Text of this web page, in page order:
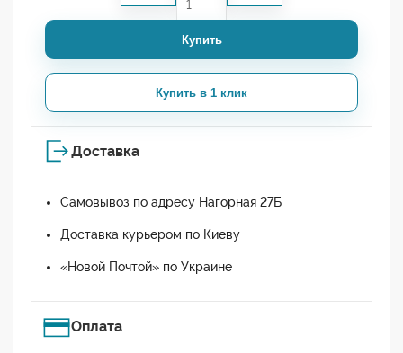
Купить
Купить в 1 клик
Доставка
Самовывоз по адресу Нагорная 27Б
Доставка курьером по Киеву
«Новой Почтой» по Украине
Оплата